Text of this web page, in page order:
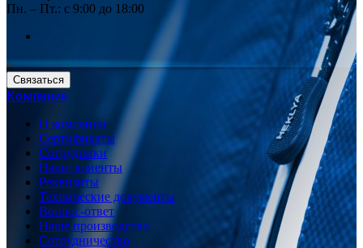
Пн. – Пт.: с 9:00 до 18:00
Связаться
Компания
О компании
Сертификаты
Сотрудники
Наши клиенты
Реквизиты
Технические документы
Вопрос-ответ
Наше производство
Сотрудничество